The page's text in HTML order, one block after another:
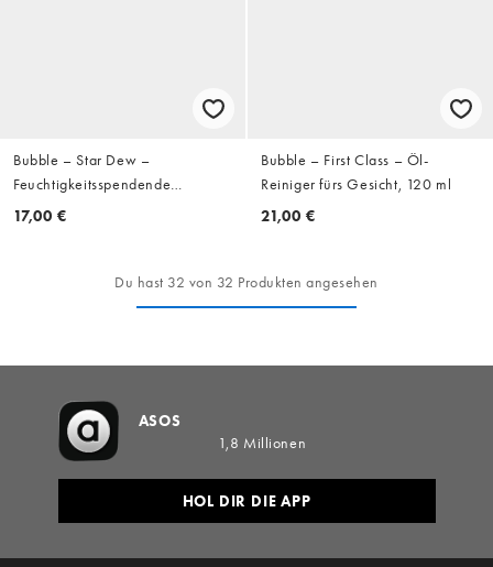
Bubble – Star Dew –
Feuchtigkeitsspendende
Augencreme, 15 ml
17,00 €
Bubble – First Class – Öl-
Reiniger fürs Gesicht, 120 ml
21,00 €
Du hast 32 von 32 Produkten angesehen
ASOS
1,8 Millionen
HOL DIR DIE APP